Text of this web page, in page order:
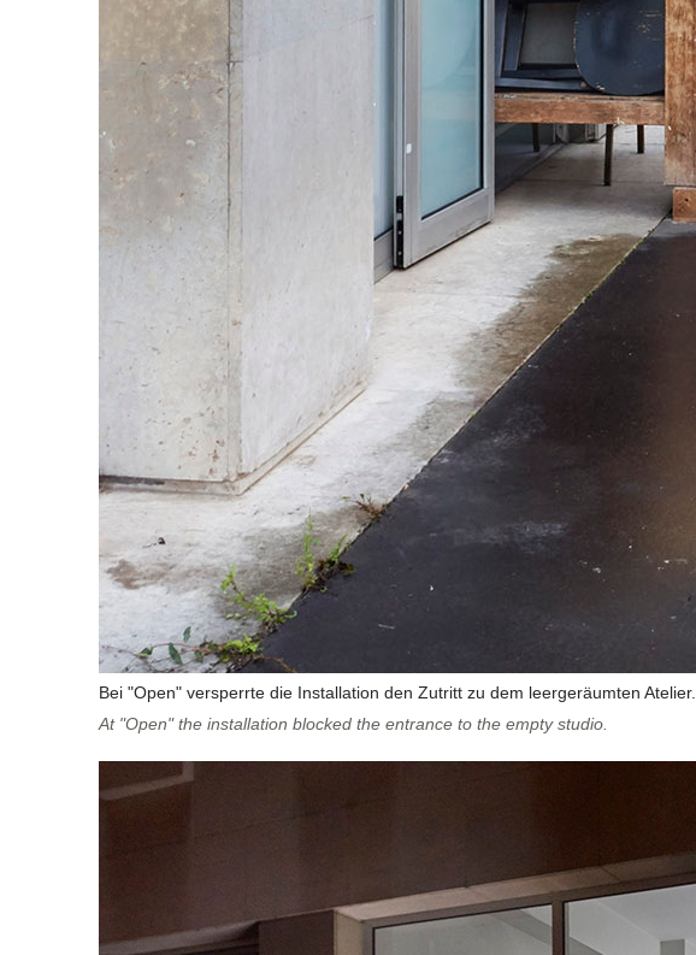
Bei "Open" versperrte die Installation den Zutritt zu dem leergeräumten Atelier.
At "Open" the installation blocked the entrance to the empty studio.